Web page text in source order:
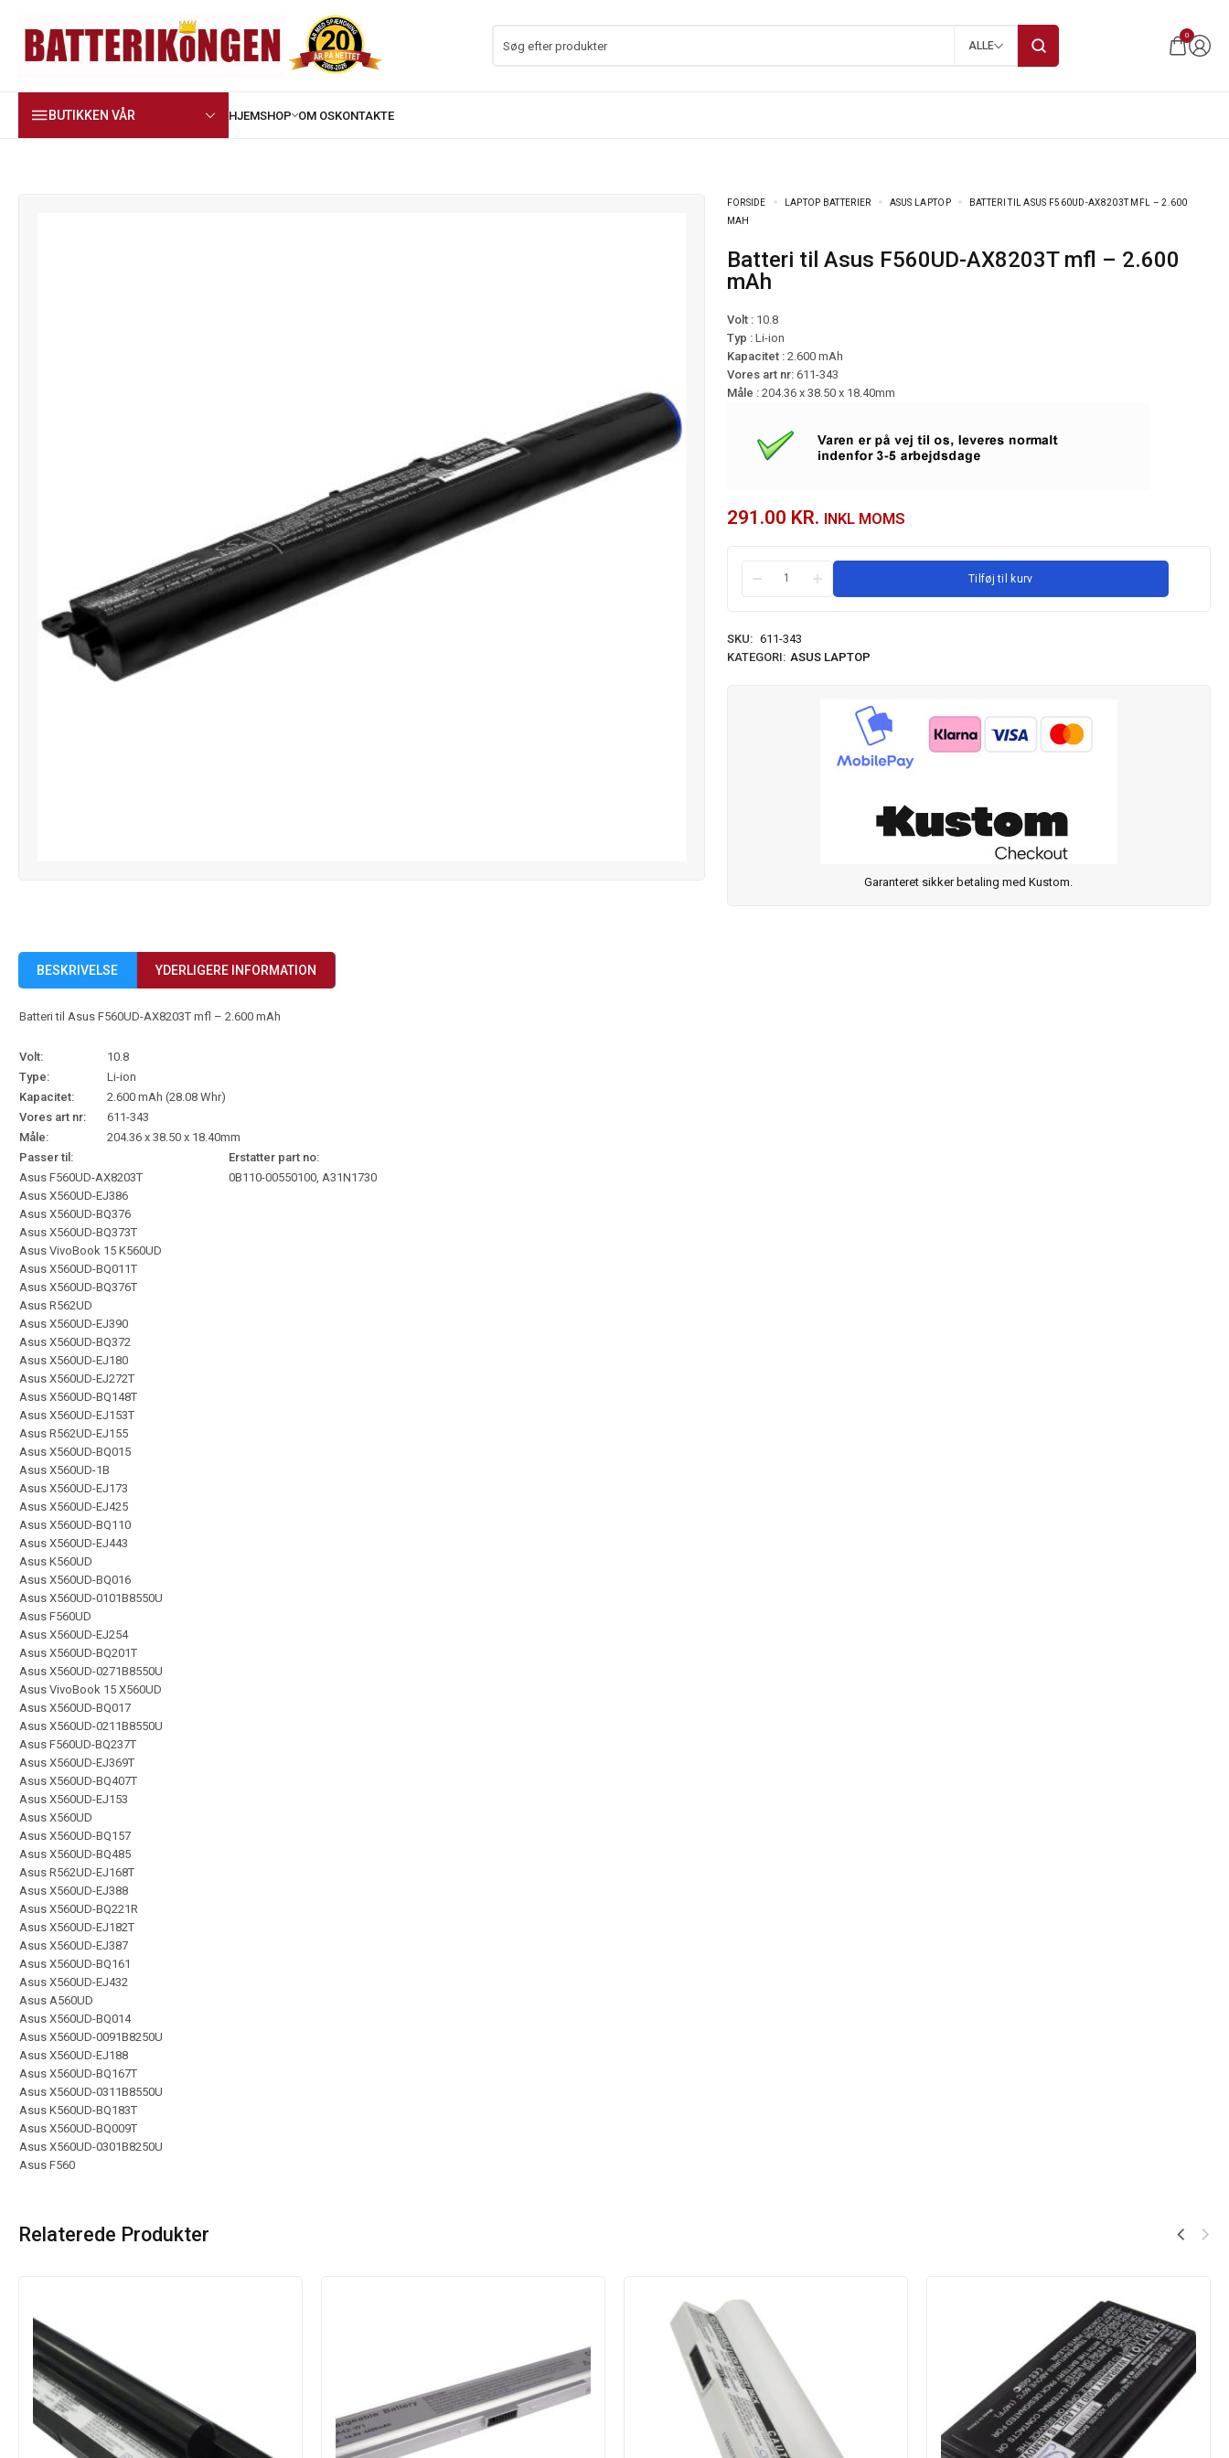
ALLE
0
BUTIKKEN VÅR
FORSIDE LAPTOP BATTERIER ASUS LAPTOP
BATTERI TIL ASUS F560UD-AX8203T MFL – 2.600
MAH
Batteri til Asus F560UD-AX8203T mfl – 2.600
mAh
Volt :10.8
Typ : Li-ion
Kapacitet : 2.600 mAh
Vores art nr: 611-343
Måle : 204.36 x 38.50 x 18.40mm
291.00 KR. INKL MOMS
Tilføj til kurv
SKU: 611-343
KATEGORI: ASUS LAPTOP
Garanteret sikker betaling med Kustom.
BESKRIVELSE YDERLIGERE INFORMATION
Batteri til Asus F560UD-AX8203T mfl – 2.600 mAh
Volt:
10.8
Type:
Li-ion
Kapacitet:
2.600 mAh (28.08 Whr)
Vores art nr:
611-343
Måle:
204.36 x 38.50 x 18.40mm
Passer til:
Erstatter part no:
Asus F560UD-AX8203T
Asus X560UD-EJ386
Asus X560UD-BQ376
Asus X560UD-BQ373T
Asus VivoBook 15 K560UD
Asus X560UD-BQ011T
Asus X560UD-BQ376T
Asus R562UD
Asus X560UD-EJ390
Asus X560UD-BQ372
Asus X560UD-EJ180
Asus X560UD-EJ272T
Asus X560UD-BQ148T
Asus X560UD-EJ153T
Asus R562UD-EJ155
Asus X560UD-BQ015
Asus X560UD-1B
Asus X560UD-EJ173
Asus X560UD-EJ425
Asus X560UD-BQ110
Asus X560UD-EJ443
Asus K560UD
Asus X560UD-BQ016
Asus X560UD-0101B8550U
Asus F560UD
Asus X560UD-EJ254
Asus X560UD-BQ201T
Asus X560UD-0271B8550U
Asus VivoBook 15 X560UD
Asus X560UD-BQ017
Asus X560UD-0211B8550U
Asus F560UD-BQ237T
Asus X560UD-EJ369T
Asus X560UD-BQ407T
Asus X560UD-EJ153
Asus X560UD
Asus X560UD-BQ157
Asus X560UD-BQ485
Asus R562UD-EJ168T
Asus X560UD-EJ388
Asus X560UD-BQ221R
Asus X560UD-EJ182T
Asus X560UD-EJ387
Asus X560UD-BQ161
Asus X560UD-EJ432
Asus A560UD
Asus X560UD-BQ014
Asus X560UD-0091B8250U
Asus X560UD-EJ188
Asus X560UD-BQ167T
Asus X560UD-0311B8550U
Asus K560UD-BQ183T
Asus X560UD-BQ009T
Asus X560UD-0301B8250U
Asus F560
0B110-00550100, A31N1730
Relaterede Produkter